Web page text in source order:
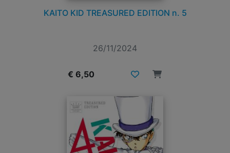
KAITO KID TREASURED EDITION n. 5
26/11/2024
€ 6,50